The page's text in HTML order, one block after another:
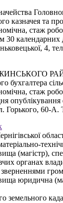
казначея та
стаж
30 календарних
4,
бухгалтера
стаж
Горького, 60-А.
(магістр),
органах
зверненнями
юридична
земельного